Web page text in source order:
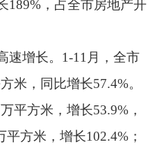
售额30.1亿元，
1.8个百分点；零
比增长74.8%，增
较1-10月回落4.6
万元，同比增长